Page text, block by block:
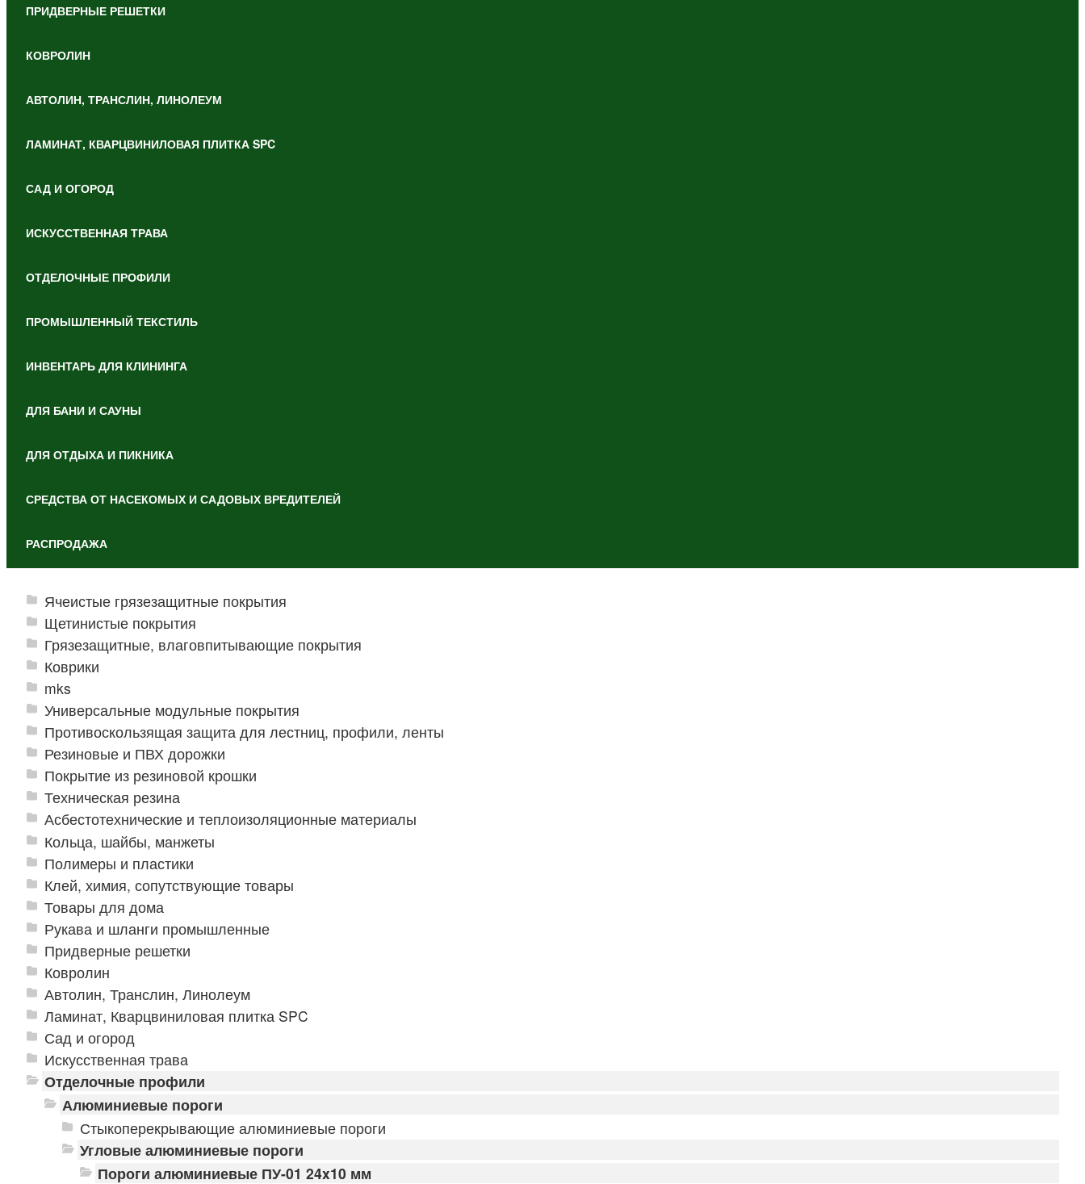
ПРИДВЕРНЫЕ РЕШЕТКИ
КОВРОЛИН
АВТОЛИН, ТРАНСЛИН, ЛИНОЛЕУМ
ЛАМИНАТ, КВАРЦВИНИЛОВАЯ ПЛИТКА SPC
САД И ОГОРОД
ИСКУССТВЕННАЯ ТРАВА
ОТДЕЛОЧНЫЕ ПРОФИЛИ
ПРОМЫШЛЕННЫЙ ТЕКСТИЛЬ
ИНВЕНТАРЬ ДЛЯ КЛИНИНГА
ДЛЯ БАНИ И САУНЫ
ДЛЯ ОТДЫХА И ПИКНИКА
СРЕДСТВА ОТ НАСЕКОМЫХ И САДОВЫХ ВРЕДИТЕЛЕЙ
РАСПРОДАЖА
Ячеистые грязезащитные покрытия
Щетинистые покрытия
Грязезащитные, влаговпитывающие покрытия
Коврики
mks
Универсальные модульные покрытия
Противоскользящая защита для лестниц, профили, ленты
Резиновые и ПВХ дорожки
Покрытие из резиновой крошки
Техническая резина
Асбестотехнические и теплоизоляционные материалы
Кольца, шайбы, манжеты
Полимеры и пластики
Клей, химия, сопутствующие товары
Товары для дома
Рукава и шланги промышленные
Придверные решетки
Ковролин
Автолин, Транслин, Линолеум
Ламинат, Кварцвиниловая плитка SPC
Сад и огород
Искусственная трава
Отделочные профили
Алюминиевые пороги
Стыкоперекрывающие алюминиевые пороги
Угловые алюминиевые пороги
Пороги алюминиевые ПУ-01 24x10 мм